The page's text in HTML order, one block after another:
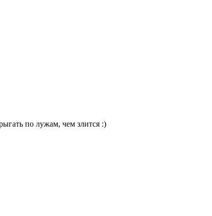
по лужам, чем злится :)